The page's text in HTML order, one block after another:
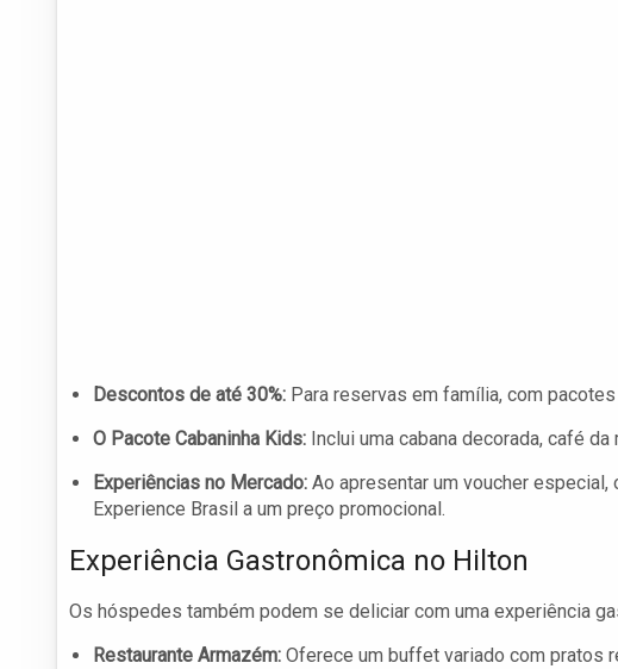
Descontos de até 30%: Para reservas em família, com
O Pacote Cabaninha Kids: Inclui uma cabana decorada, café
Experiências no Mercado: Ao apresentar um voucher
Experience Brasil a um preço promocional.
Experiência Gastronômica no Hilton
Os hóspedes também podem se deliciar com uma experiência
Restaurante Armazém: Oferece um buffet variado com pratos